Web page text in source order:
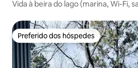
Vida à beira do lago (marina, Wi-Fi,
Preferido dos hóspedes
Preferido dos hóspedes